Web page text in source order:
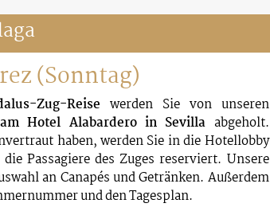
(Sonntag)
Zug-Reise werden Sie von unseren
Hotel Alabardero in Sevilla abgeholt.
haben, werden Sie in die Hotellobby
Passagiere des Zuges reserviert. Unsere
an Canapés und Getränken. Außerdem
und den Tagesplan.